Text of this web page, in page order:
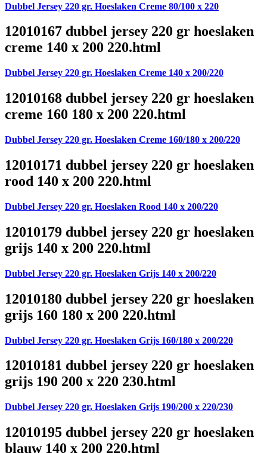
Dubbel Jersey 220 gr. Hoeslaken Creme 80/100 x 220
12010167 dubbel jersey 220 gr hoeslaken
creme 140 x 200 220.html
Dubbel Jersey 220 gr. Hoeslaken Creme 140 x 200/220
12010168 dubbel jersey 220 gr hoeslaken
creme 160 180 x 200 220.html
Dubbel Jersey 220 gr. Hoeslaken Creme 160/180 x 200/220
12010171 dubbel jersey 220 gr hoeslaken
rood 140 x 200 220.html
Dubbel Jersey 220 gr. Hoeslaken Rood 140 x 200/220
12010179 dubbel jersey 220 gr hoeslaken
grijs 140 x 200 220.html
Dubbel Jersey 220 gr. Hoeslaken Grijs 140 x 200/220
12010180 dubbel jersey 220 gr hoeslaken
grijs 160 180 x 200 220.html
Dubbel Jersey 220 gr. Hoeslaken Grijs 160/180 x 200/220
12010181 dubbel jersey 220 gr hoeslaken
grijs 190 200 x 220 230.html
Dubbel Jersey 220 gr. Hoeslaken Grijs 190/200 x 220/230
12010195 dubbel jersey 220 gr hoeslaken
blauw 140 x 200 220.html